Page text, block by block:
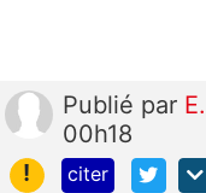
Publié par
00h18
!
citer